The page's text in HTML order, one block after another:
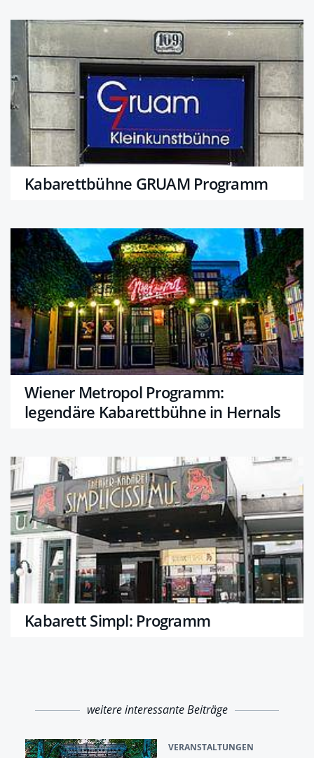
Kabarettbühne GRUAM Programm
Wiener Metropol Programm:
legendäre Kabarettbühne in Hernals
Kabarett Simpl: Programm
weitere interessante Beiträge
VERANSTALTUNGEN